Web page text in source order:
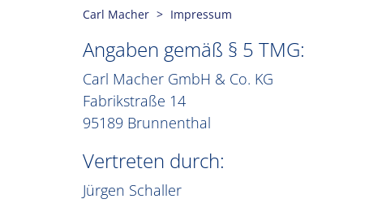
Carl Macher Impressum
Angaben gemäß § 5 TMG:
Carl Macher GmbH & Co. KG
Fabrikstraße 14
95189 Brunnenthal
Vertreten durch:
Jürgen Schaller